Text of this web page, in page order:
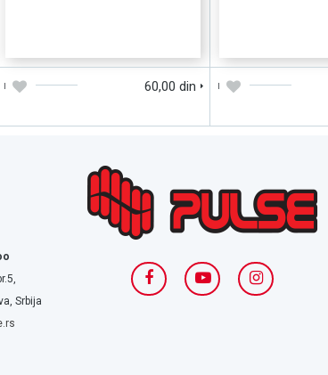
60,00 din
Srbija